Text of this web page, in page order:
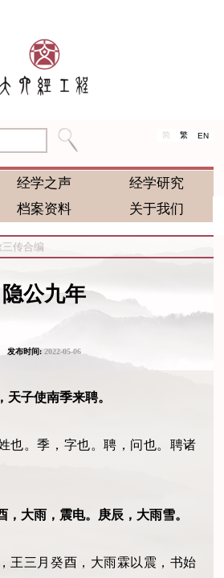
简 繁 EN
经学之声
经学研究
档案资料 关于我们
三传合编
隐公九年
发布时间:2022-05-06
天子使南季来聘。
也。季，字也。聘，问也。聘诸
，大雨，震电。庚辰，大雨雪。
王三月癸酉，大雨霖以震，书始